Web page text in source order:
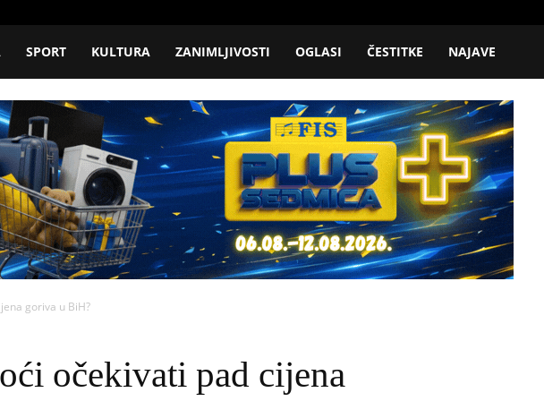
SPORT KULTURA ZANIMLJIVOSTI OGLASI ČESTITKE NAJAVE
goriva u BiH?
očekivati pad cijena